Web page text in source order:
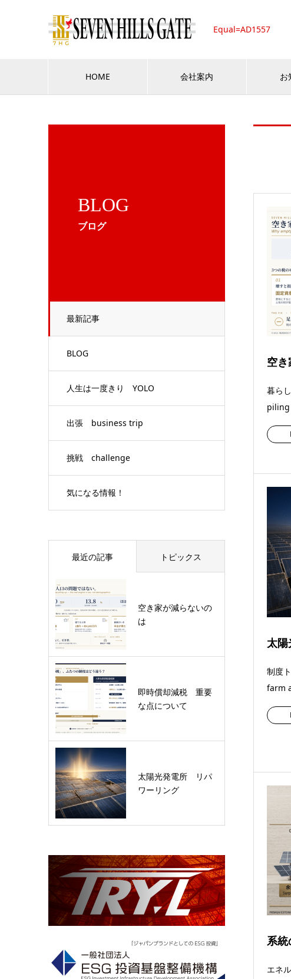
Equal=AD1557
HOME 会社案内 お
BLOG
ブログ
最新記事
BLOG
人生は一度きり YOLO
出張 business trip
挑戦 challenge
気になる情報！
空
暮ら
piling
太
制度
farm
系統
エネ
最近の記事 トピックス
空き家が減らないの
は
即時償却減税 重要
な点について
太陽光発電所 リパ
ワーリング